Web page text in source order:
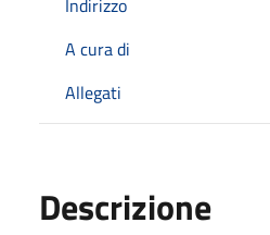
A cura di
Allegati
Descrizione